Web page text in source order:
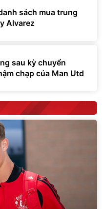
sách mua trung
Alvarez
sau kỳ chuyển
chạp của Man Utd